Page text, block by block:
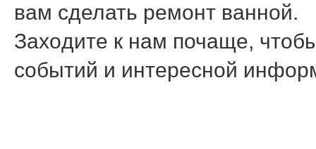
вам сделать ремонт ванной.
Захοдите к нам почаще,
событий и интересной